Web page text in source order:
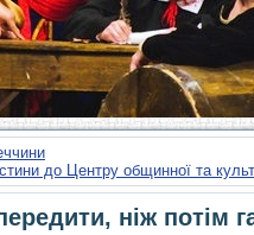
до Центру общинної та
ніж потім